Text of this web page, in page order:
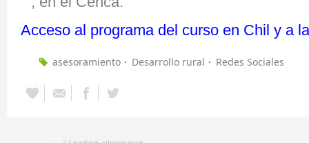
Acceso al programa del curso en Chil y a
asesoramiento Desarrollo rural Redes Sociales